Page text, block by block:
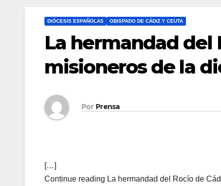
DIÓCESIS ESPAÑOLAS OBISPADO DE CÁDIZ Y CEUTA
La hermandad del
misioneros de la
Por Prensa
[…]
Continue reading La hermandad del Rocío de